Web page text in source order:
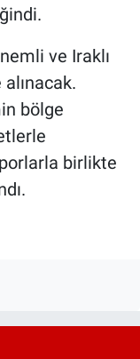
ve Iraklı
bölge
birlikte